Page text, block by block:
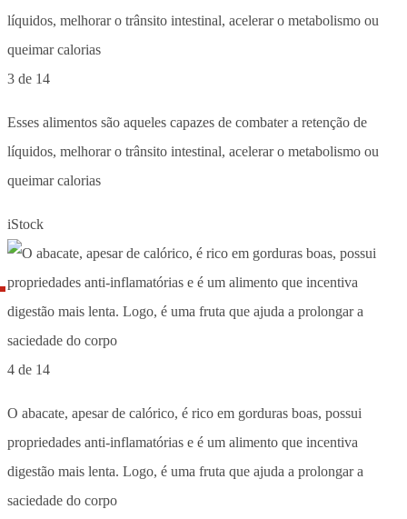
3 de 14
Esses alimentos são aqueles capazes de combater a retenção de
líquidos, melhorar o trânsito intestinal, acelerar o metabolismo ou
queimar calorias
iStock
4 de 14
O abacate, apesar de calórico, é rico em gorduras boas, possui
propriedades anti-inflamatórias e é um alimento que incentiva
digestão mais lenta. Logo, é uma fruta que ajuda a prolongar a
saciedade do corpo